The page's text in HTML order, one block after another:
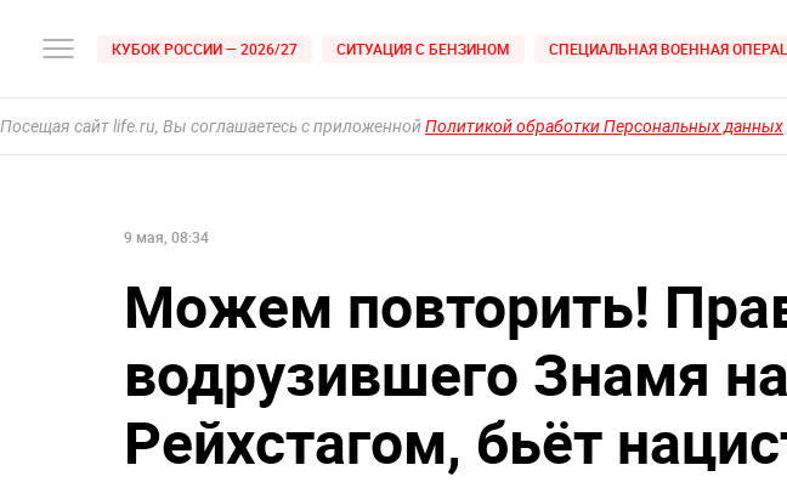
КУБОК РОССИИ — 2026/27 СИТУАЦИЯ С БЕНЗИНОМ СПЕЦИАЛЬНАЯ ВОЕННАЯ
Посещая сайт life.ru, Вы соглашаетесь с приложеннойПолитикой обработки Персональных данных
9 мая, 08:34
Можем повторить!
водрузившего Знамя
Рейхстагом, бьёт